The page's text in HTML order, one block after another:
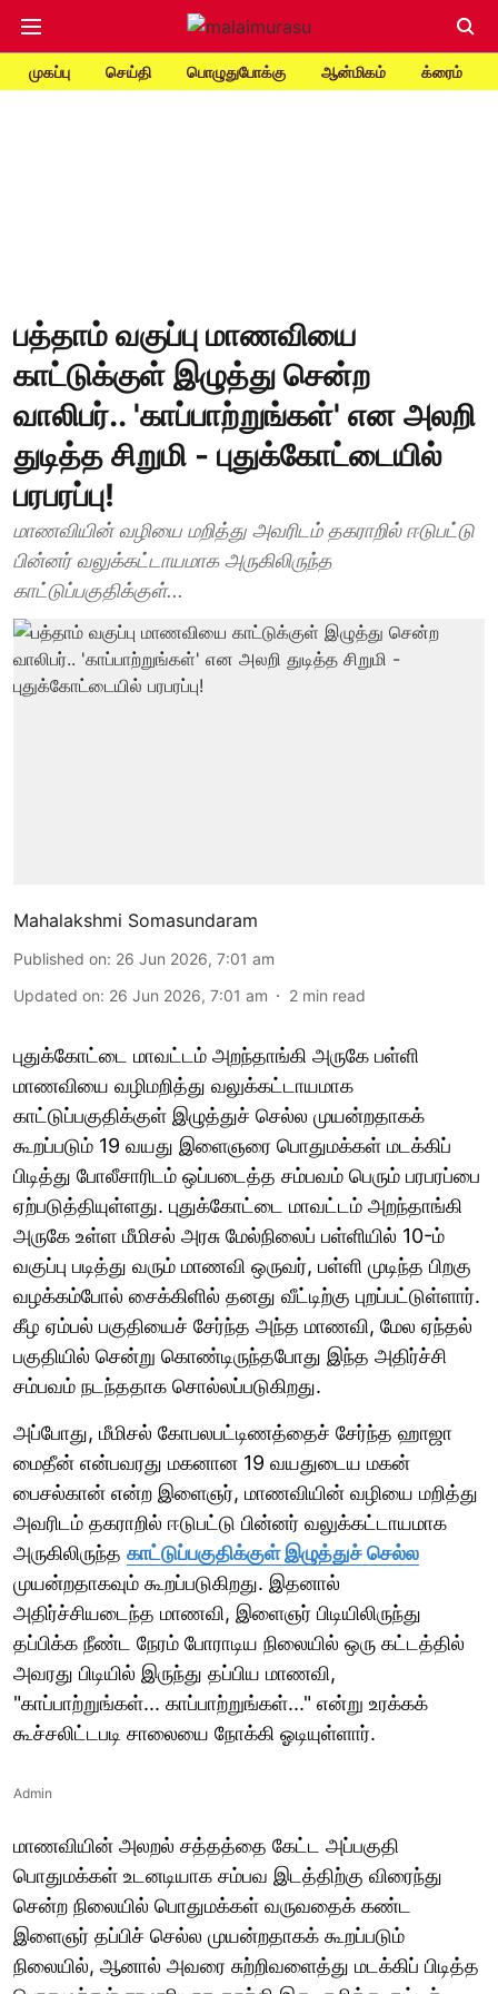
முகப்பு செய்தி பொழுதுபோக்கு ஆன்மிகம் க்ரைம்
பத்தாம் வகுப்பு மாணவியை
காட்டுக்குள் இழுத்து சென்ற
வாலிபர்.. 'காப்பாற்றுங்கள்' என அலறி
துடித்த சிறுமி - புதுக்கோட்டையில்
பரபரப்பு!
மாணவியின் வழியை மறித்து அவரிடம் தகராறில் ஈடுபட்டு
பின்னர் வலுக்கட்டாயமாக அருகிலிருந்த
காட்டுப்பகுதிக்குள்...
Mahalakshmi Somasundaram
Published on: 26 Jun 2026, 7:01 am
Updated on: 26 Jun 2026, 7:01 am 2 min read
புதுக்கோட்டை மாவட்டம் அறந்தாங்கி அருகே பள்ளி
மாணவியை வழிமறித்து வலுக்கட்டாயமாக
காட்டுப்பகுதிக்குள் இழுத்துச் செல்ல முயன்றதாகக்
கூறப்படும் 19 வயது இளைஞரை பொதுமக்கள் மடக்கிப்
பிடித்து போலீசாரிடம் ஒப்படைத்த சம்பவம் பெரும் பரபரப்பை
ஏற்படுத்தியுள்ளது. புதுக்கோட்டை மாவட்டம் அறந்தாங்கி
அருகே உள்ள மீமிசல் அரசு மேல்நிலைப் பள்ளியில் 10-ம்
வகுப்பு படித்து வரும் மாணவி ஒருவர், பள்ளி முடிந்த பிறகு
வழக்கம்போல் சைக்கிளில் தனது வீட்டிற்கு புறப்பட்டுள்ளார்.
கீழ ஏம்பல் பகுதியைச் சேர்ந்த அந்த மாணவி, மேல ஏந்தல்
பகுதியில் சென்று கொண்டிருந்தபோது இந்த அதிர்ச்சி
சம்பவம் நடந்ததாக சொல்லப்படுகிறது.
அப்போது, மீமிசல் கோபலபட்டிணத்தைச் சேர்ந்த ஹாஜா
மைதீன் என்பவரது மகனான 19 வயதுடைய மகன்
பைசல்கான் என்ற இளைஞர், மாணவியின் வழியை மறித்து
அவரிடம் தகராறில் ஈடுபட்டு பின்னர் வலுக்கட்டாயமாக
அருகிலிருந்த காட்டுப்பகுதிக்குள் இழுத்துச் செல்ல
முயன்றதாகவும் கூறப்படுகிறது. இதனால்
அதிர்ச்சியடைந்த மாணவி, இளைஞர் பிடியிலிருந்து
தப்பிக்க நீண்ட நேரம் போராடிய நிலையில் ஒரு கட்டத்தில்
அவரது பிடியில் இருந்து தப்பிய மாணவி,
"காப்பாற்றுங்கள்... காப்பாற்றுங்கள்..." என்று உரக்கக்
கூச்சலிட்டபடி சாலையை நோக்கி ஓடியுள்ளார்.
Admin
மாணவியின் அலறல் சத்தத்தை கேட்ட அப்பகுதி
பொதுமக்கள் உடனடியாக சம்பவ இடத்திற்கு விரைந்து
சென்ற நிலையில் பொதுமக்கள் வருவதைக் கண்ட
இளைஞர் தப்பிச் செல்ல முயன்றதாகக் கூறப்படும்
நிலையில், ஆனால் அவரை சுற்றிவளைத்து மடக்கிப் பிடித்த